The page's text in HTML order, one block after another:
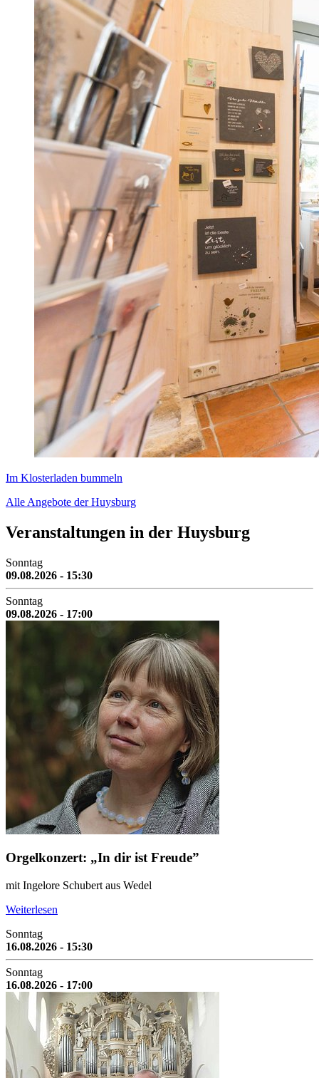
Im Klosterladen bummeln
Alle Angebote der Huysburg
Veranstaltungen in der Huysburg
Sonntag
09.08.2026 - 15:30
Sonntag
09.08.2026 - 17:00
Orgelkonzert: „In dir ist Freude”
mit Ingelore Schubert aus Wedel
Weiterlesen
Sonntag
16.08.2026 - 15:30
Sonntag
16.08.2026 - 17:00